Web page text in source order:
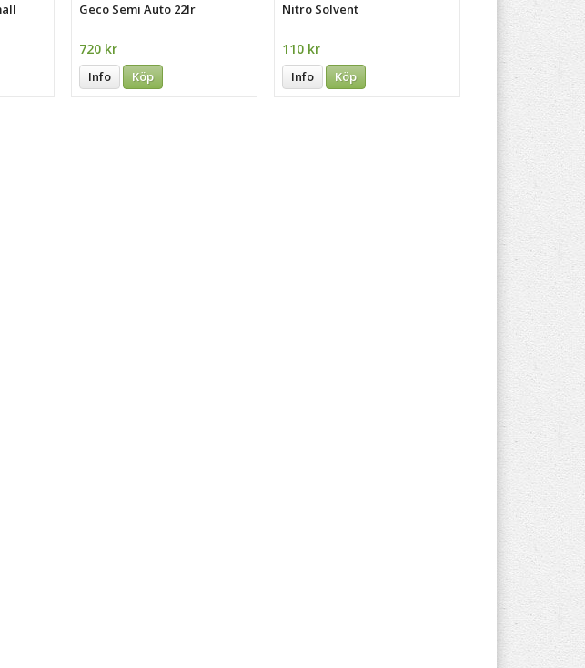
Geco Semi Auto 22lr
720 kr
Info Köp
Nitro Solvent
110 kr
Info Köp